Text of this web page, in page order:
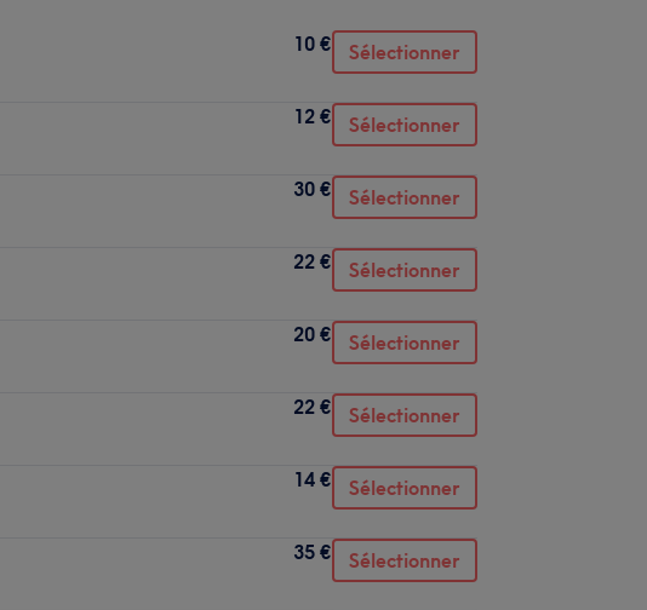
10 € Sélectionner
12 € Sélectionner
30 € Sélectionner
22 € Sélectionner
20 € Sélectionner
22 € Sélectionner
14 € Sélectionner
35 € Sélectionner